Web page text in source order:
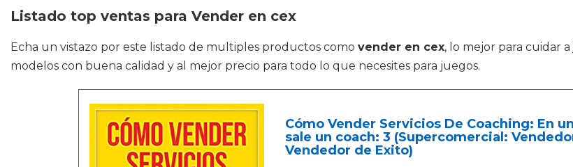
Listado top ventas para Vender en cex
Echa un vistazo por este listado de multiples productos como vender en cex, lo mejor para cuidar
modelos con buena calidad y al mejor precio para todo lo que necesites para juegos.
Cómo Vender Servicios De Coaching: En
sale un coach: 3 (Supercomercial:
Vendedor de Exito)